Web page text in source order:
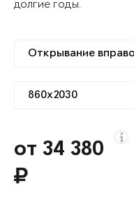
долгие годы.
от 34 380